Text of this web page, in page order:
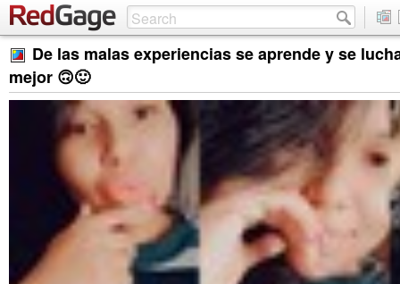
De las malas experiencias se aprende y se
mejor 🙃🙂